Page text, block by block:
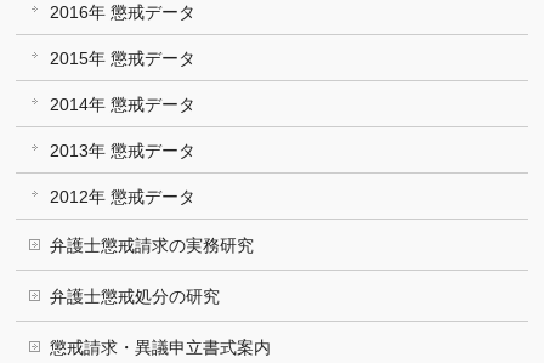
2016年 懲戒データ
2015年 懲戒データ
2014年 懲戒データ
2013年 懲戒データ
2012年 懲戒データ
弁護士懲戒請求の実務研究
弁護士懲戒処分の研究
懲戒請求・異議申立書式案内